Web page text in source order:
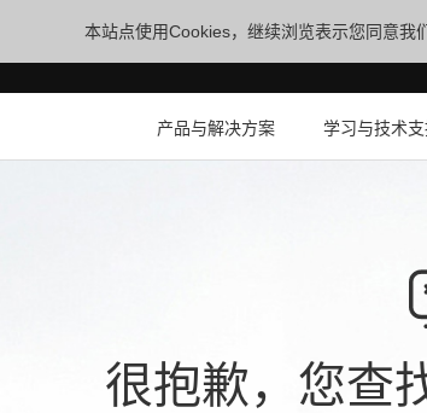
本站点使用Cookies，继续浏览表示您同意我
产品与解决方案 学习与技术
很抱歉，您查